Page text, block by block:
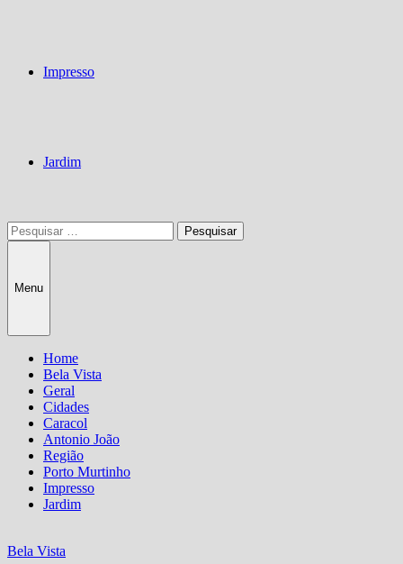
Impresso
Jardim
Pesquisar
por:
Menu
Home
Bela Vista
Geral
Cidades
Caracol
Antonio João
Região
Porto Murtinho
Impresso
Jardim
Bela Vista